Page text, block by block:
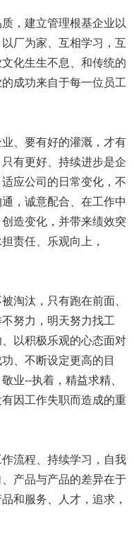
，建立管理根基企业以
厂为家、互相学习，互
化生生不息、和传统的
成功来自于每一位员工
、要有好的灌溉，才有
有更好、持续进步是企
应公司的日常变化，不
，诚意配合、在工作中
造变化，并带来绩效突
责任、乐观向上，
淘汰，只有跑在前面、
努力，明天努力找工
以积极乐观的心态面对
、不断设定更高的目
业--执着，精益求精、
因工作失职而造成的重
流程、持续学习，自我
产品与产品的差异在于
和服务、人才，追求，